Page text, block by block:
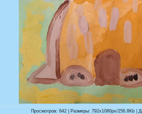
Просмотров: 642 | Размеры: 792x1080px/256.8Kb |